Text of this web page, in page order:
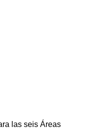
las seis Áreas